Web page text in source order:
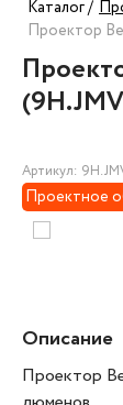
Каталог /
Проектор
Артикул:
Проектное
Описание
Проектор